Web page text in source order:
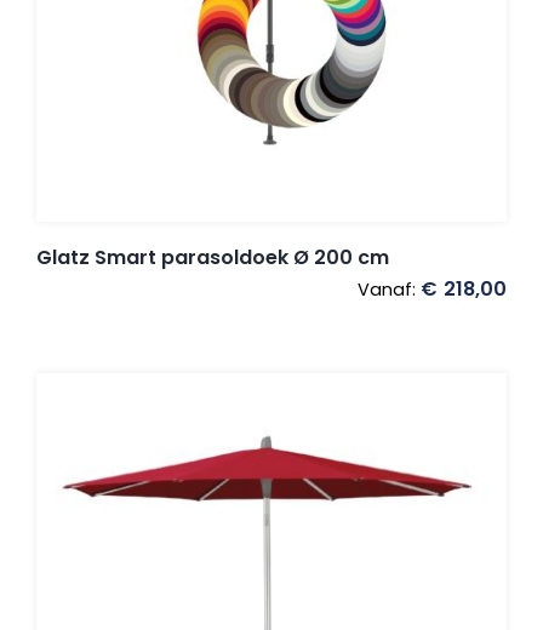
Glatz Smart parasoldoek Ø 200 cm
Vanaf: € 218,00